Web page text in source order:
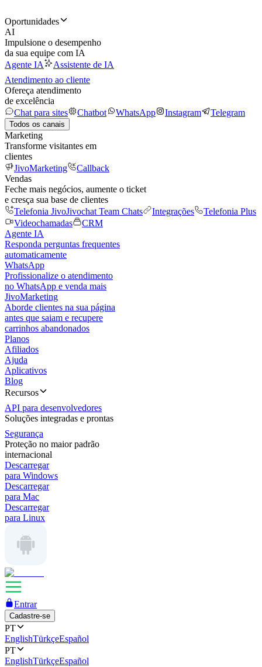
Oportunidades
AI
Impulsione o desempenho
da sua equipe com IA
Agente IA
Assistente de IA
Atendimento ao cliente
Ofereça atendimento
de excelência
Chat para sites
Chatbot WhatsApp Instagram Telegram
Todos os canais
Marketing
Transforme visitantes em
clientes
JivoMarketing
Callback
Vendas
Feche mais negócios, aumente o ticket
e cresça sua base de clientes
Telefonia JivoJivochat Team Chats Integrações
Telefonia Plus
Videochamadas
CRM
Agente IA
Responda perguntas frequentes
automaticamente
WhatsApp
Profissionalize o atendimento
no WhatsApp e venda mais
JivoMarketing
Aborde clientes na sua página
antes que saiam e recupere
carrinhos abandonados
Planos
Afiliados
Ajuda
Aplicativos
Blog
Recursos
API para desenvolvedores
Soluções integradas e prontas
Segurança
Proteção no maior padrão
internacional
Descarregar
para Windows
Descarregar
para Mac
Descarregar
para Linux
Entrar
Cadastre-se
PT
EnglishTürkçeEspañol
PT
EnglishTürkçeEspañol